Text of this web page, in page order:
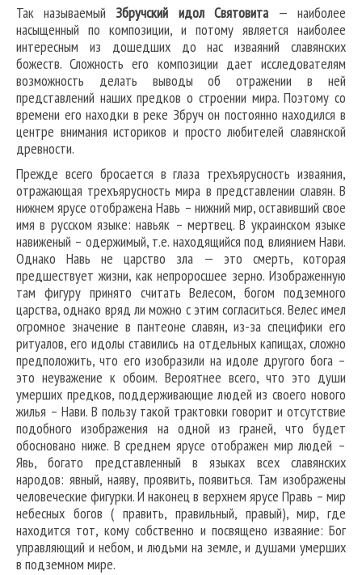
Так называемый Збручский идол Святовита— наиболее
насыщенный по композиции, и потому является наиболее
интересным из дошедших до нас изваяний славянских
божеств. Сложность его композиции дает исследователям
возможность делать выводы об отражении в ней
представлений наших предков о строении мира. Поэтому со
времени его находки в реке Збруч он постоянно находился в
центре внимания историков и просто любителей славянской
древности.
Прежде всего бросается в глаза трехъярусность изваяния,
отражающая трехъярусность мира в представлении славян. В
нижнем ярусе отображена Навь – нижний мир, оставивший свое
имя в русском языке: навьяк – мертвец. В украинском языке
навиженый – одержимый, т.е. находящийся под влиянием Нави.
Однако Навь не царство зла — это смерть, которая
предшествует жизни, как непроросшее зерно. Изображенную
там фигуру принято считать Велесом, богом подземного
царства, однако вряд ли можно с этим согласиться. Велес имел
огромное значение в пантеоне славян, из-за специфики его
ритуалов, его идолы ставились на отдельных капищах, сложно
предположить, что его изобразили на идоле другого бога –
это неуважение к обоим. Вероятнее всего, что это души
умерших предков, поддерживающие людей из своего нового
жилья – Нави. В пользу такой трактовки говорит и отсутствие
подобного изображения на одной из граней, что будет
обосновано ниже. В среднем ярусе отображен мир людей –
Явь, богато представленный в языках всех славянских
народов: явный, наяву, проявить, появиться. Там изображены
человеческие фигурки. И наконец в верхнем ярусе Правь – мир
небесных богов ( править, правильный, правый), мир, где
находится тот, кому собственно и посвящено изваяние: Бог
управляющий и небом, и людьми на земле, и душами умерших
в подземном мире.